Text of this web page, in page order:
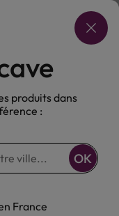
Choisir ma cave
alcool
produits dans
:
OK
France